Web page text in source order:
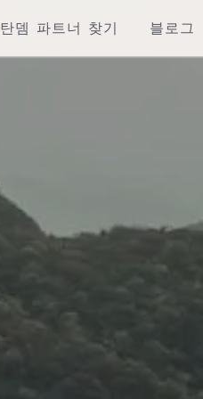
탄뎀 파트너 찾기 블로그